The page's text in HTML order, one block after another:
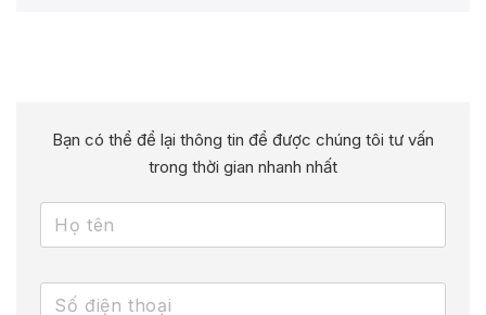
Bạn có thể để lại thông tin để được chúng tôi tư vấn
trong thời gian nhanh nhất